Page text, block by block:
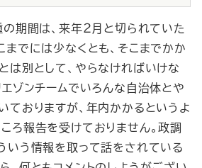
の期間は、来年２月と切られていた
までには少なくとも、そこまでかか
は別として、やらなければいけな
エゾンチームでいろんな自治体とや
ておりますが、年内かかるというよ
ろ報告を受けておりません。政調
いう情報を取って話をされている